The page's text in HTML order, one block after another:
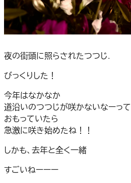
夜の街頭に照らされたつつじ.
びっくりした！
今年はなかなか
道沿いのつつじが咲かないなーって
おもっていたら
急激に咲き始めたね！！
しかも、去年と全く一緒
すごいねーーー